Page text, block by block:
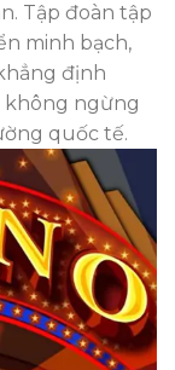
Tập đoàn tập
minh bạch,
định
không ngừng
quốc tế.